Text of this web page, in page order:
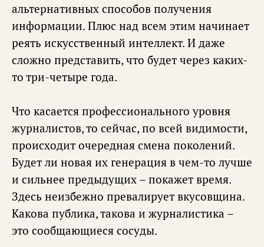
альтернативных способов получения
информации. Плюс над всем этим начинает
реять искусственный интеллект. И даже
сложно представить, что будет через каких-
то три-четыре года.
Что касается профессионального уровня
журналистов, то сейчас, по всей видимости,
происходит очередная смена поколений.
Будет ли новая их генерация в чем-то лучше
и сильнее предыдущих – покажет время.
Здесь неизбежно превалирует вкусовщина.
Какова публика, такова и журналистика –
это сообщающиеся сосуды.